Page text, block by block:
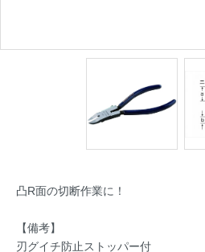
凸R面の切断作業に！
【備考】
刃グイチ防止ストッパー付